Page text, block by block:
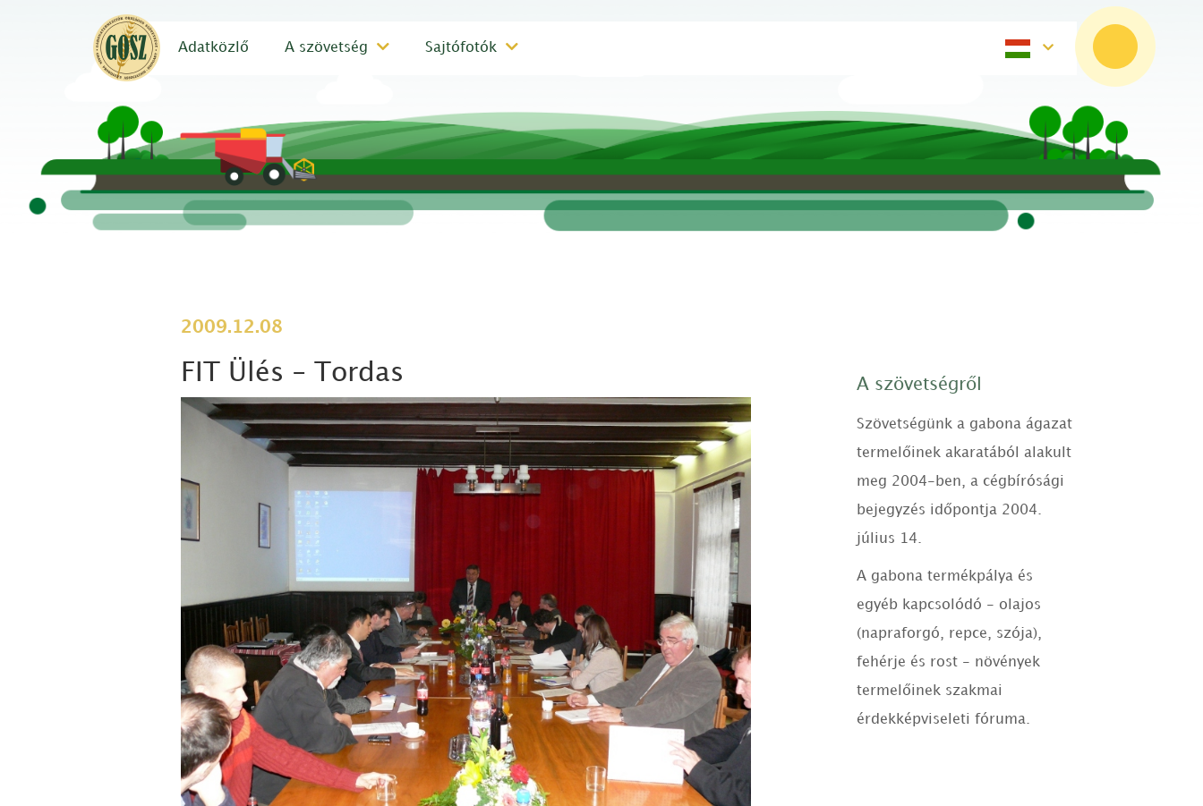
Adatközlő A szövetség Sajtófotók
2009.12.08
FIT Ülés - Tordas A szövetségről
Szövetségünk a gabona ágazat
termelőinek akaratából alakult
meg 2004-ben, a cégbírósági
bejegyzés időpontja 2004.
július 14.
A gabona termékpálya és
egyéb kapcsolódó - olajos
(napraforgó, repce, szója),
fehérje és rost - növények
termelőinek szakmai
érdekképviseleti fóruma.